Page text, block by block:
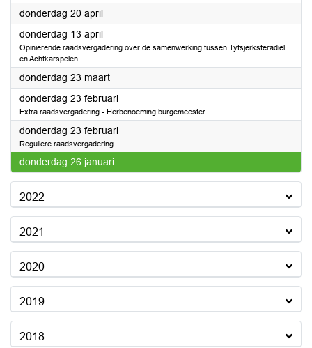
donderdag 20 april2023
donderdag 13 april2023
Opinierende raadsvergadering over de samenwerking tussen Tytsjerksteradiel
en Achtkarspelen
donderdag 23 maart2023
donderdag 23 februari2023
Extra raadsvergadering - Herbenoeming burgemeester
donderdag 23 februari2023
Reguliere raadsvergadering
donderdag 26 januari2023
2022
2021
2020
2019
2018